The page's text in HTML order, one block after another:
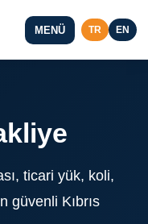
MENÜ TR EN
ticari yük, koli,
güvenli Kıbrıs